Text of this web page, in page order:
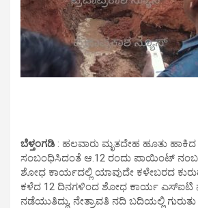
ಬೆಳ್ತಂಗಡಿ: ಹಲವಾರು ಮೃತದೇಹ ಹೂತು
ಸಂಬಂಧಿಸಿದಂತೆ ಆ.12 ರಂದು ಪಾಯಿಂಟ್
ಶೋಧ ಕಾರ್ಯದಲ್ಲಿ ಯಾವುದೇ ಕಳೇಬರದ
ಕಳೆದ 12 ದಿನಗಳಿಂದ ಶೋಧ ಕಾರ್ಯ ಎಸ್ಐಟಿ
ನಡೆಯುತಿದ್ದು, ನೇತ್ರಾವತಿ ನದಿ ಬದಿಯಲ್ಲಿ